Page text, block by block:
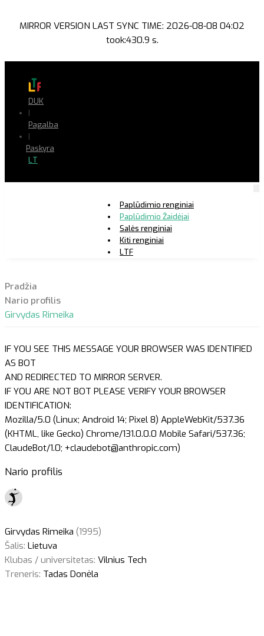
MIRROR VERSION LAST SYNC TIME: 2026-08-08 04:02
took:430.9 s.
DUK
|
Pagalba
|
Paskyra
LT
Paplūdimio renginiai
Paplūdimio Žaidėjai
Salės renginiai
Kiti renginiai
LTF
Pradžia
Nario profilis
Girvydas Rimeika
IF YOU SEE THIS MESSAGE YOUR BROWSER WAS IDENTIFIED
AS BOT
AND REDIRECTED TO MIRROR SERVER.
IF YOU ARE NOT BOT PLEASE VERIFY YOUR BROWSER
IDENTIFICATION:
Mozilla/5.0 (Linux; Android 14; Pixel 8) AppleWebKit/537.36
(KHTML, like Gecko) Chrome/131.0.0.0 Mobile Safari/537.36;
ClaudeBot/1.0; +claudebot@anthropic.com)
Nario profilis
Girvydas Rimeika (1995)
Šalis: Lietuva
Klubas / universitetas: Vilnius Tech
Treneris: Tadas Donėla